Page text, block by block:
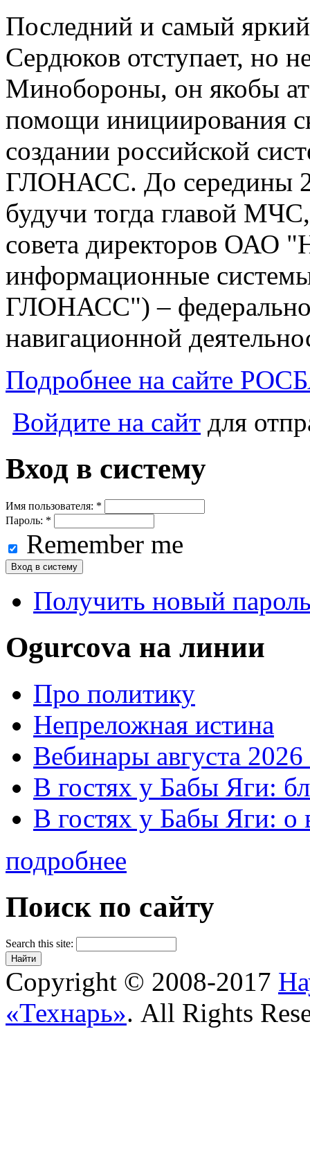
Последний и самый
Сердюков отступает, но
Минобороны, он якобы
помощи инициирования
создании российской
ГЛОНАСС. До середины
будучи тогда главой
совета директоров ОАО
информационные
ГЛОНАСС") –
навигационной
Подробнее на сайте
Войдите на сайт для
Вход в систему
Имя пользователя: *
Пароль: *
Remember me
Получить новый
Ogurcova на линии
Про политику
Непреложная истина
Вебинары августа 2026
В гостях у Бабы Яги:
В гостях у Бабы Яги:
подробнее
Поиск по сайту
Search this site:
Copyright © 2008-2017
«Технарь». All Rights